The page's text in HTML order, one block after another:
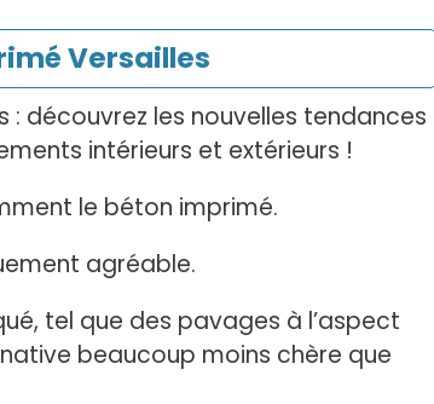
Versailles
: découvrez les nouvelles tendances
intérieurs et extérieurs !
le béton imprimé.
agréable.
tel que des pavages à l’aspect
beaucoup moins chère que